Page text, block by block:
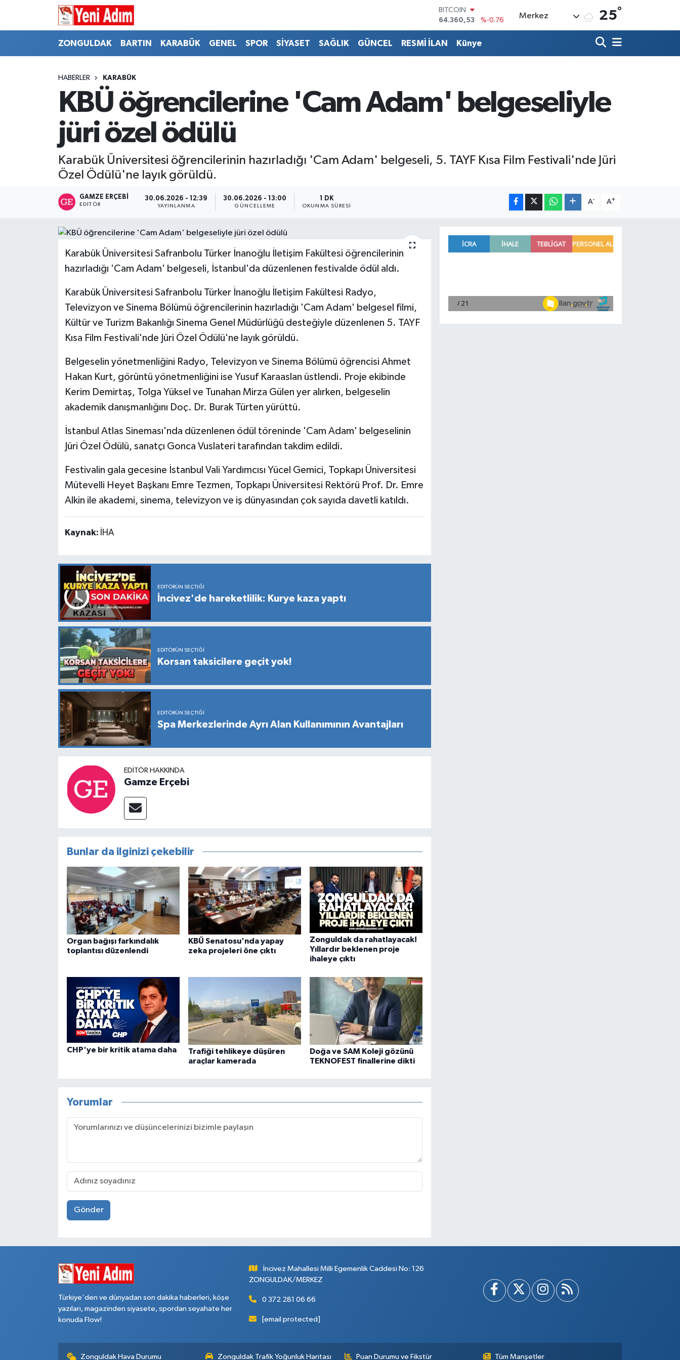
BITCOIN
64.360,53
%-0.76
DOLAR
47,7069
%0.17
GRAM ALTIN
6574.81
%1.44
BİST100
Merkez 25°
ZONGULDAK BARTIN KARABÜK GENEL SPOR SİYASET SAĞLIK GÜNCEL RESMİ İLAN Künye
HABERLER KARABÜK
KBÜ öğrencilerine 'Cam Adam' belgeseliyle
jüri özel ödülü
Karabük Üniversitesi öğrencilerinin hazırladığı 'Cam Adam' belgeseli, 5. TAYF Kısa Film Festivali'nde Jüri
Özel Ödülü'ne layık görüldü.
GAMZE ERÇEBI
EDITÖR
30.06.2026 - 12:39
YAYINLANMA
30.06.2026 - 13:00
GÜNCELLEME
1 DK
OKUNMA SÜRESI
A- A+
Karabük Üniversitesi Safranbolu Türker İnanoğlu İletişim Fakültesi öğrencilerinin
hazırladığı 'Cam Adam' belgeseli, İstanbul'da düzenlenen festivalde ödül aldı.
Karabük Üniversitesi Safranbolu Türker İnanoğlu İletişim Fakültesi Radyo,
Televizyon ve Sinema Bölümü öğrencilerinin hazırladığı 'Cam Adam' belgesel filmi,
Kültür ve Turizm Bakanlığı Sinema Genel Müdürlüğü desteğiyle düzenlenen 5. TAYF
Kısa Film Festivali'nde Jüri Özel Ödülü'ne layık görüldü.
Belgeselin yönetmenliğini Radyo, Televizyon ve Sinema Bölümü öğrencisi Ahmet
Hakan Kurt, görüntü yönetmenliğini ise Yusuf Karaaslan üstlendi. Proje ekibinde
Kerim Demirtaş, Tolga Yüksel ve Tunahan Mirza Gülen yer alırken, belgeselin
akademik danışmanlığını Doç. Dr. Burak Türten yürüttü.
İstanbul Atlas Sineması'nda düzenlenen ödül töreninde 'Cam Adam' belgeselinin
Jüri Özel Ödülü, sanatçı Gonca Vuslateri tarafından takdim edildi.
Festivalin gala gecesine İstanbul Vali Yardımcısı Yücel Gemici, Topkapı Üniversitesi
Mütevelli Heyet Başkanı Emre Tezmen, Topkapı Üniversitesi Rektörü Prof. Dr. Emre
Alkin ile akademi, sinema, televizyon ve iş dünyasından çok sayıda davetli katıldı.
Kaynak: İHA
EDITÖRÜN SEÇTIĞI
İncivez'de hareketlilik: Kurye kaza yaptı
EDITÖRÜN SEÇTIĞI
Korsan taksicilere geçit yok!
EDITÖRÜN SEÇTIĞI
Spa Merkezlerinde Ayrı Alan Kullanımının Avantajları
EDITÖR HAKKINDA
Gamze Erçebi
Bunlar da ilginizi çekebilir
Organ bağışı farkındalık
toplantısı düzenlendi
KBÜ Senatosu'nda yapay
zeka projeleri öne çıktı
Zonguldak da rahatlayacak!
Yıllardır beklenen proje
ihaleye çıktı
CHP'ye bir kritik atama daha
Trafiği tehlikeye düşüren
araçlar kamerada
Doğa ve SAM Koleji gözünü
TEKNOFEST finallerine dikti
Yorumlar
Gönder
Türkiye'den ve dünyadan son dakika haberleri, köşe
yazıları, magazinden siyasete, spordan seyahate her
konuda Flow!
İncivez Mahallesi Milli Egemenlik Caddesi No: 126
ZONGULDAK/MERKEZ
0 372 281 06 66
[email protected]
Zonguldak Hava Durumu Zonguldak Trafik Yoğunluk Haritası Puan Durumu ve Fikstür Tüm Manşetler
ZONGULDAK
SİYASET
RESMİ İLAN
ZONGULDAK
KARABÜK
SİYASET
Zonguldak Hava Durumu
Süper Lig Puan Durumu ve Fikstür
Son Dakika Haberleri
Haber Arşivi